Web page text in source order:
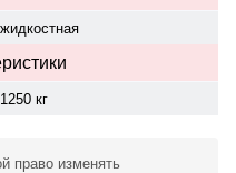
жидкостная
1250 кг
право изменять